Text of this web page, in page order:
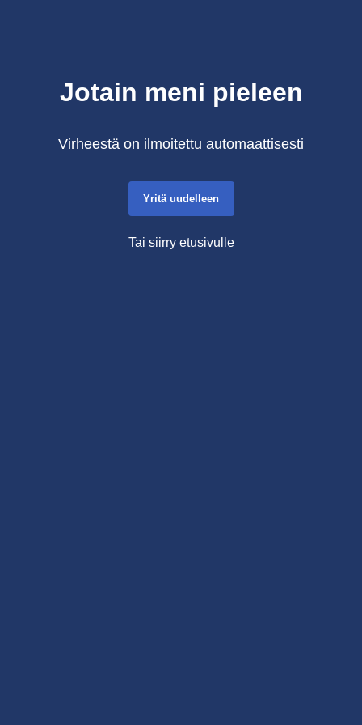
Jotain meni pieleen
Virheestä on ilmoitettu automaattisesti
Yritä uudelleen
Tai siirry etusivulle